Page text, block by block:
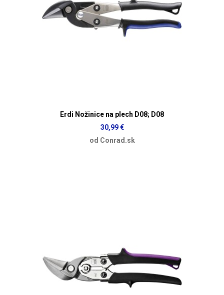
Erdi Nožinice na plech D08; D08
30,99 €
od Conrad.sk